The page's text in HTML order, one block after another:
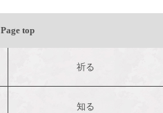
Page top
祈る
知る